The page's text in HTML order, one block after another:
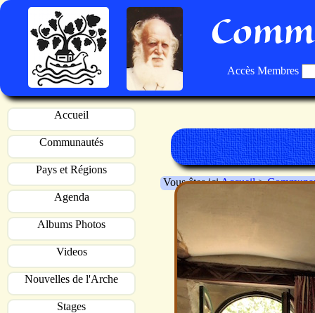
Accès Membres
Accueil
Communautés
Pays et Régions
Agenda
Albums Photos
Videos
Nouvelles de l'Arche
Stages
Vous êtes iciAccueil>